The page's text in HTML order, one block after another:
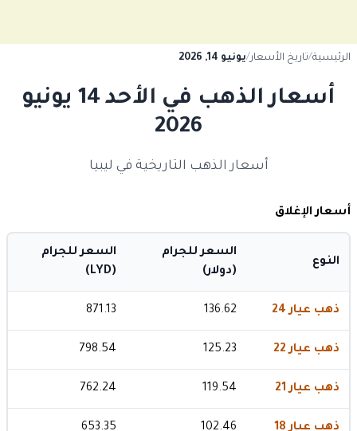
الرئيسية/تاريخ الأسعار/يونيو 14, 2026
أسعار الذهب في الأحد 14 يونيو
2026
أسعار الذهب التاريخية في ليبيا
أسعار الإغلاق
النوع
السعر للجرام
(دولار)
السعر للجرام
(LYD)
ذهب عيار 24 136.62
871.13
ذهب عيار 22 125.23
798.54
ذهب عيار 21 119.54
762.24
ذهب عيار 18 102.46
653.35